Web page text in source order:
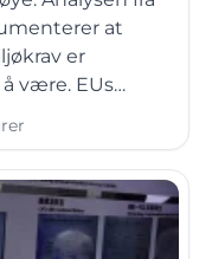
at
er
være. EUs…